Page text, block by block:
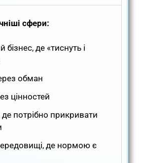
сфери:
бізнес, де «тиснуть і
обман
цінностей
де потрібно прикривати
де нормою є